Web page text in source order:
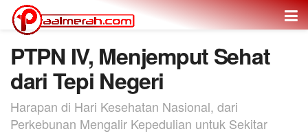
PTPN IV, Menjemput Sehat
dari Tepi Negeri
Harapan di Hari Kesehatan Nasional, dari
Perkebunan Mengalir Kepedulian untuk Sekitar